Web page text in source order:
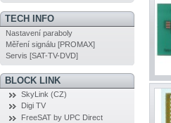
TECH INFO
Nastavení paraboly
Měření signálu [PROMAX]
Servis [SAT-TV-DVD]
BLOCK LINK
SkyLink (CZ)
Digi TV
FreeSAT by UPC Direct